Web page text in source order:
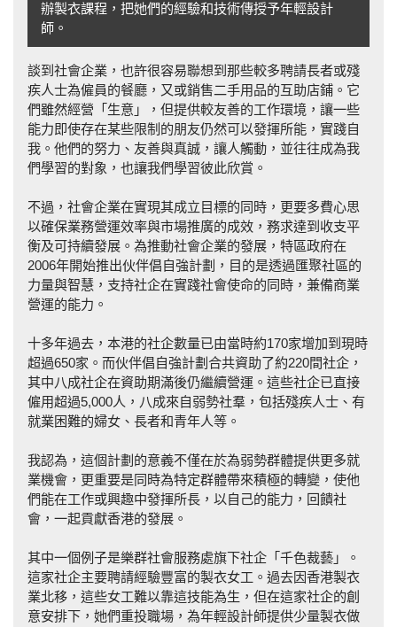
辦製衣課程，把她們的經驗和技術傳授予年輕設計
師。
談到社會企業，也許很容易聯想到那些較多聘請長者或殘
疾人士為僱員的餐廳，又或銷售二手用品的互助店鋪。它
們雖然經營「生意」，但提供較友善的工作環境，讓一些
能力即使存在某些限制的朋友仍然可以發揮所能，實踐自
我。他們的努力、友善與真誠，讓人觸動，並往往成為我
們學習的對象，也讓我們學習彼此欣賞。
不過，社會企業在實現其成立目標的同時，更要多費心思
以確保業務營運效率與市場推廣的成效，務求達到收支平
衡及可持續發展。為推動社會企業的發展，特區政府在
2006年開始推出伙伴倡自強計劃，目的是透過匯聚社區的
力量與智慧，支持社企在實踐社會使命的同時，兼備商業
營運的能力。
十多年過去，本港的社企數量已由當時約170家增加到現時
超過650家。而伙伴倡自強計劃合共資助了約220間社企，
其中八成社企在資助期滿後仍繼續營運。這些社企已直接
僱用超過5,000人，八成來自弱勢社羣，包括殘疾人士、有
就業困難的婦女、長者和青年人等。
我認為，這個計劃的意義不僅在於為弱勢群體提供更多就
業機會，更重要是同時為特定群體帶來積極的轉變，使他
們能在工作或興趣中發揮所長，以自己的能力，回饋社
會，一起貢獻香港的發展。
其中一個例子是樂群社會服務處旗下社企「千色裁藝」。
這家社企主要聘請經驗豐富的製衣女工。過去因香港製衣
業北移，這些女工難以靠這技能為生，但在這家社企的創
意安排下，她們重投職場，為年輕設計師提供少量製衣做